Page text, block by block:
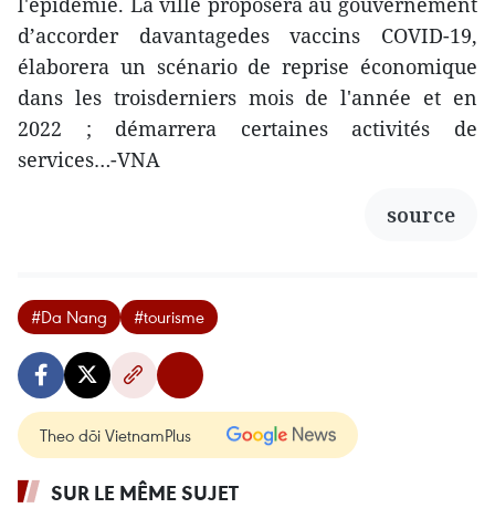
d’accorder davantagedes vaccins COVID-19,
élaborera un scénario de reprise économique
dans les troisderniers mois de l'année et en
2022 ; démarrera certaines activités de
services…-VNA
source
#Da Nang #tourisme
Theo dõi VietnamPlus
SUR LE MÊME SUJET